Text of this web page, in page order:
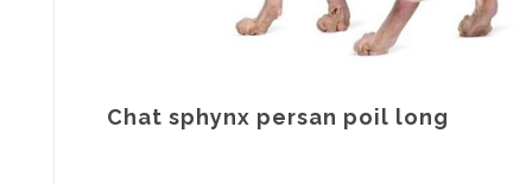
Chat sphynx persan poil long